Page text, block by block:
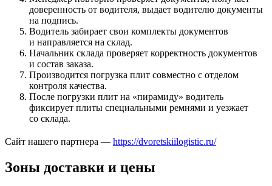
доверенность от водителя, выдает водителю документы
на подпись.
Водитель забирает свои комплекты документов
и направляется на склад.
Начальник склада проверяет корректность документов
и состав заказа.
Производится погрузка плит совместно с отделом
контроля качества.
После погрузки плит на «пирамиду» водитель
фиксирует плиты специальными ремнями и уезжает
со склада.
Сайт нашего партнера — https://dvoretskiilogistic.ru/
Зоны доставки и цены